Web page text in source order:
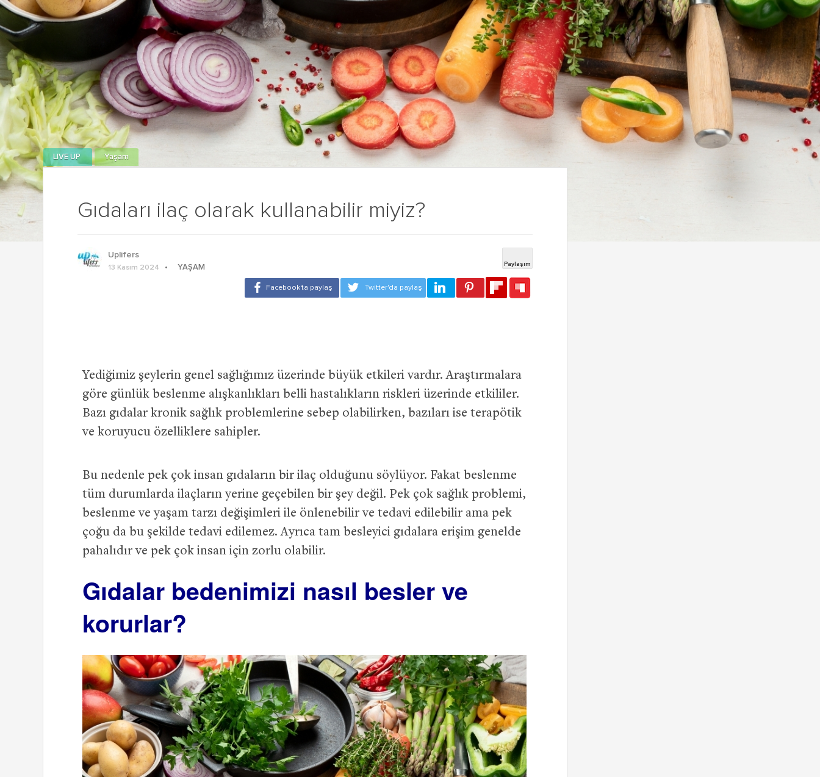
Gıdaları ilaç olarak kullanabilir miyiz?
LIVE UP Yaşam
Uplifers
13 Kasım 2024 YAŞAM
Yediğimiz şeylerin genel sağlığımız üzerinde büyük etkileri vardır. Araştırmalara
göre günlük beslenme alışkanlıkları belli hastalıkların riskleri üzerinde etkililer.
Bazı gıdalar kronik sağlık problemlerine sebep olabilirken, bazıları ise terapötik
ve koruyucu özelliklere sahipler.
Bu nedenle pek çok insan gıdaların bir ilaç olduğunu söylüyor. Fakat beslenme
tüm durumlarda ilaçların yerine geçebilen bir şey değil. Pek çok sağlık problemi,
beslenme ve yaşam tarzı değişimleri ile önlenebilir ve tedavi edilebilir ama pek
çoğu da bu şekilde tedavi edilemez. Ayrıca tam besleyici gıdalara erişim genelde
pahalıdır ve pek çok insan için zorlu olabilir.
Gıdalar bedenimizi nasıl besler ve
korurlar?